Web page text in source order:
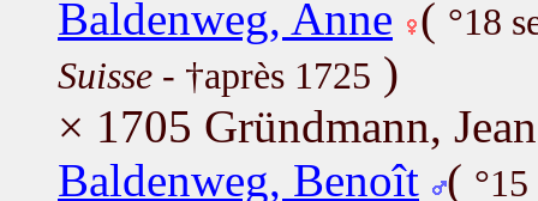
Baldenweg, Anne ( °18
Suisse - †après 1725 )
× 1705 Gründmann, Jean
Baldenweg, Benoît (